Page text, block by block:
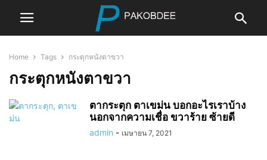
Home Tags กระตุกหนังตาขวา
กระตุกหนังตาขวา
ตากระตุก ตาเขม่น บอกอะไรเราบ้าง
นอกจากความเชื่อ ขวาร้าย ซ้ายดี
admin - เมษายน 7, 2021